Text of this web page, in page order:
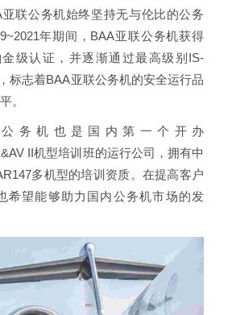
联公务机始终坚持无与伦比的公务
年期间，BAA亚联公务机获得
级认证，并逐渐通过最高级别IS-
标志着BAA亚联公务机的安全运行品
。
务机也是国内第一个开办
II机型培训班的运行公司，拥有中
多机型的培训资质。在提高客户
希望能够助力国内公务机市场的发